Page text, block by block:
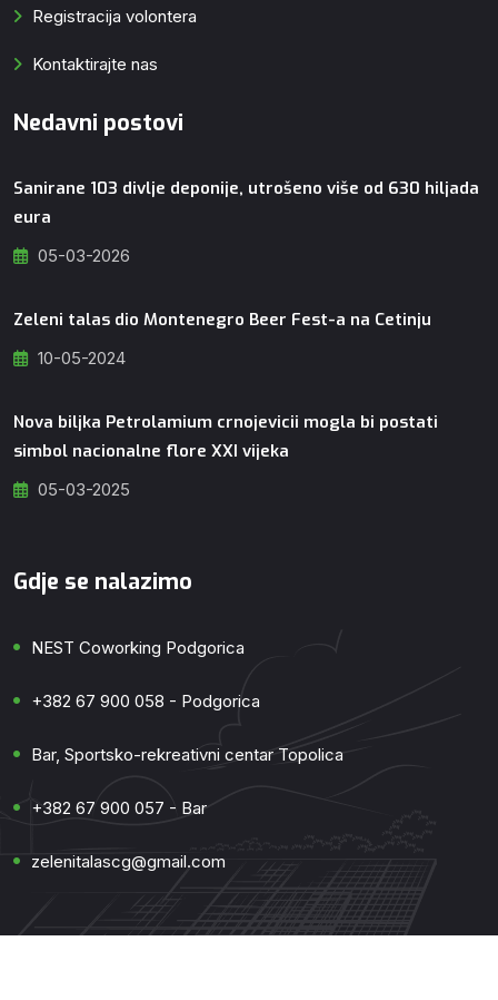
Registracija volontera
Kontaktirajte nas
Nedavni postovi
Sanirane 103 divlje deponije, utrošeno više od 630 hiljada
eura
05-03-2026
Zeleni talas dio Montenegro Beer Fest-a na Cetinju
10-05-2024
Nova biljka Petrolamium crnojevicii mogla bi postati
simbol nacionalne flore XXI vijeka
05-03-2025
Gdje se nalazimo
NEST Coworking Podgorica
+382 67 900 058 - Podgorica
Bar, Sportsko-rekreativni centar Topolica
+382 67 900 057 - Bar
zelenitalascg@gmail.com